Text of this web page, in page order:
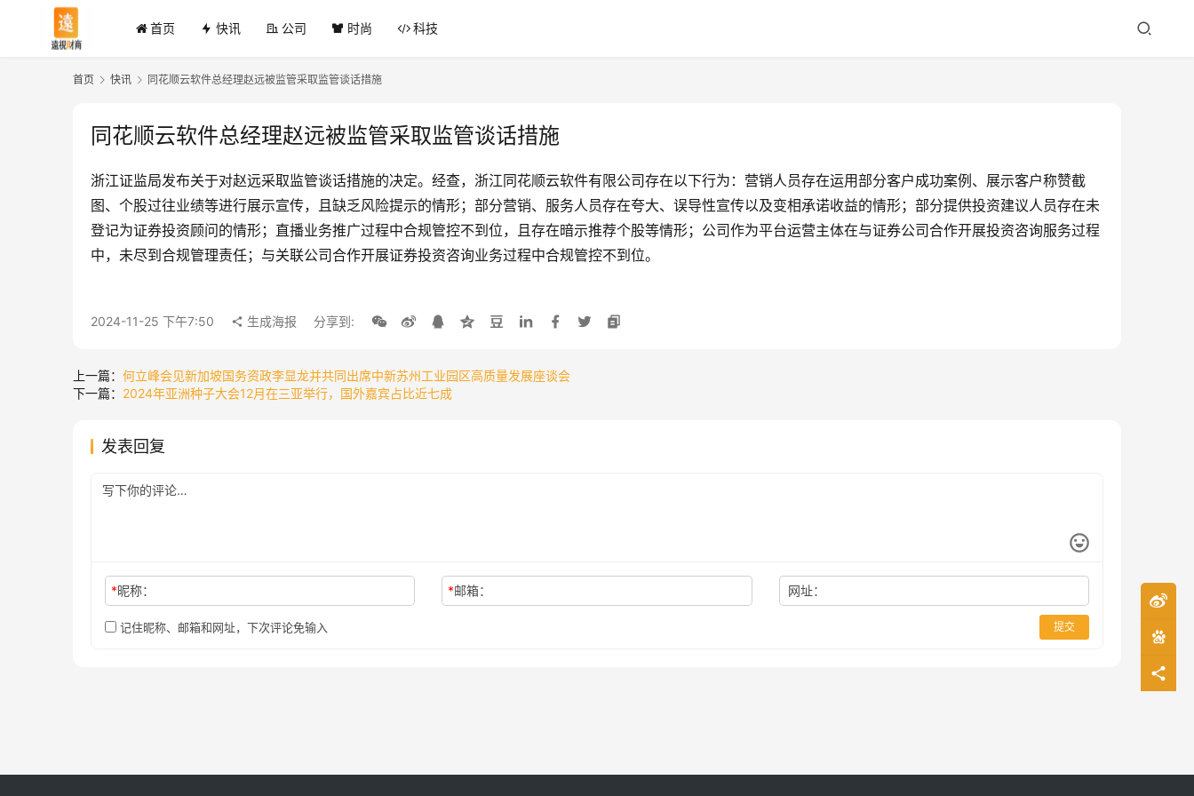
首页 快讯 公司 时尚 科技
首页 快讯 同花顺云软件总经理赵远被监管采取监管谈话措施
同花顺云软件总经理赵远被监管采取监管谈话措施
浙江证监局发布关于对赵远采取监管谈话措施的决定。经查，浙江同花顺云软件有限公司存在以下行为：营销人员存在运用部分客户成功案例、展示客户称赞截
图、个股过往业绩等进行展示宣传，且缺乏风险提示的情形；部分营销、服务人员存在夸大、误导性宣传以及变相承诺收益的情形；部分提供投资建议人员存在未
登记为证券投资顾问的情形；直播业务推广过程中合规管控不到位，且存在暗示推荐个股等情形；公司作为平台运营主体在与证券公司合作开展投资咨询服务过程
中，未尽到合规管理责任；与关联公司合作开展证券投资咨询业务过程中合规管控不到位。
2024-11-25 下午7:50 生成海报 分享到:
上一篇： 何立峰会见新加坡国务资政李显龙并共同出席中新苏州工业园区高质量发展座谈会
下一篇： 2024年亚洲种子大会12月在三亚举行，国外嘉宾占比近七成
发表回复
*昵称： *邮箱： 网址：
记住昵称、邮箱和网址，下次评论免输入 提交